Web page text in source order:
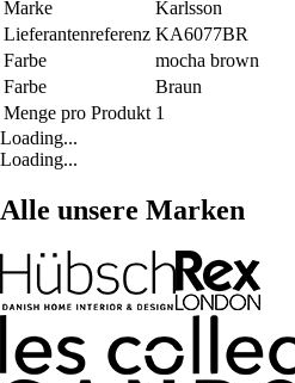
Marke
Karlsson
Lieferantenreferenz KA6077BR
Farbe
mocha brown
Farbe
Braun
Menge pro Produkt 1
Loading...
Loading...
Alle unsere Marken